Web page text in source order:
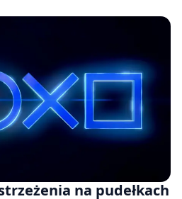
na pudełkach